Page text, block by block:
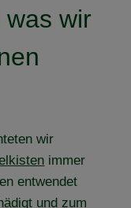
wir
wir
immer
entwendet
und zum